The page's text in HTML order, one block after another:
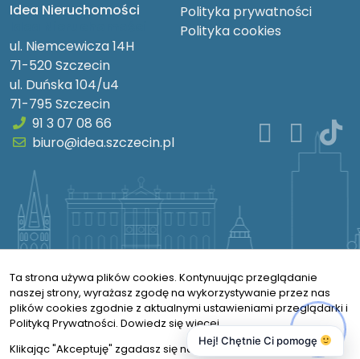
Idea Nieruchomości
ul. Niemcewicza 14H
71-520 Szczecin
ul. Duńska 104/u4
71-795 Szczecin
Polityka prywatności
Polityka cookies
91 3 07 08 66
biuro@idea.szczecin.pl
Ta strona używa plików cookies. Kontynuując przeglądanie
naszej strony, wyrażasz zgodę na wykorzystywanie przez nas
plików cookies zgodnie z aktualnymi ustawieniami przeglądarki i
Polityką Prywatności. Dowiedz się więcej
Klikając "Akceptuję" zgadasz się na wykorzystywanie przez nas
Hej! Chętnie Ci pomogę